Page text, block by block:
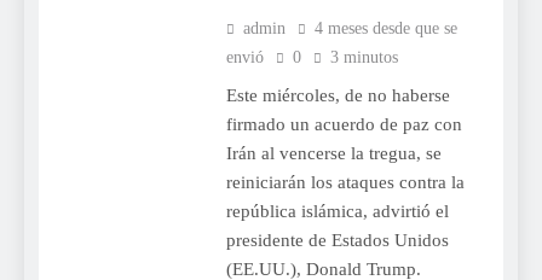
admin
4 meses desde que se
envió
0 3 minutos
Este miércoles, de no haberse
firmado un acuerdo de paz con
Irán al vencerse la tregua, se
reiniciarán los ataques contra la
república islámica, advirtió el
presidente de Estados Unidos
(EE.UU.), Donald Trump.